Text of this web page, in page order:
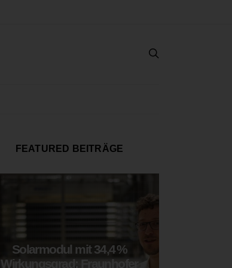
FEATURED BEITRÄGE
Solarmodul mit 34,4 %
Wirkungsgrad: Fraunhofer